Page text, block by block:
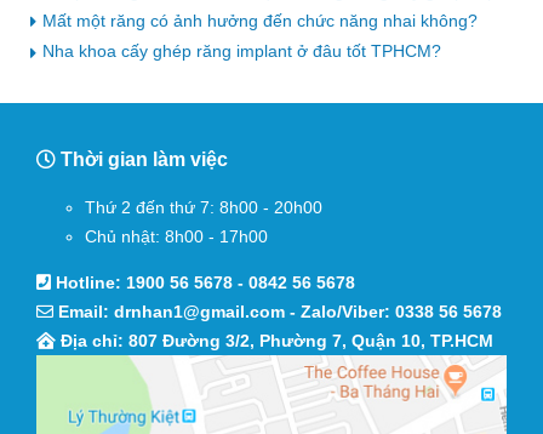
Mất một răng có ảnh hưởng đến chức năng nhai không?
Nha khoa cấy ghép răng implant ở đâu tốt TPHCM?
Thời gian làm việc
Thứ 2 đến thứ 7: 8h00 - 20h00
Chủ nhật: 8h00 - 17h00
Hotline: 1900 56 5678 - 0842 56 5678
Email: drnhan1@gmail.com - Zalo/Viber: 0338 56 5678
Địa chỉ: 807 Đường 3/2, Phường 7, Quận 10, TP.HCM